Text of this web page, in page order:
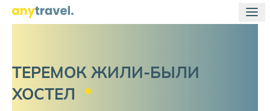
ТЕРЕМОК ЖИЛИ-БЫЛИ
ХОСТЕЛ